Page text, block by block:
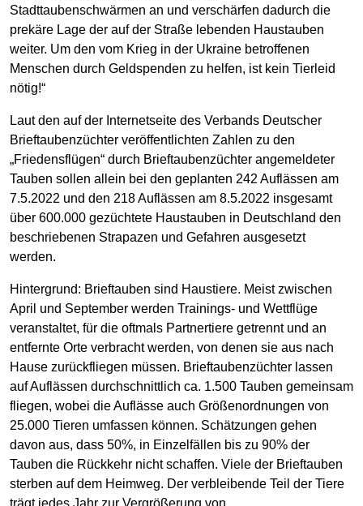
Stadttaubenschwärmen an und verschärfen dadurch die
prekäre Lage der auf der Straße lebenden Haustauben
weiter. Um den vom Krieg in der Ukraine betroffenen
Menschen durch Geldspenden zu helfen, ist kein Tierleid
nötig!“
Laut den auf der Internetseite des Verbands Deutscher
Brieftaubenzüchter veröffentlichten Zahlen zu den
„Friedensflügen“ durch Brieftaubenzüchter angemeldeter
Tauben sollen allein bei den geplanten 242 Auflässen am
7.5.2022 und den 218 Auflässen am 8.5.2022 insgesamt
über 600.000 gezüchtete Haustauben in Deutschland den
beschriebenen Strapazen und Gefahren ausgesetzt
werden.
Hintergrund: Brieftauben sind Haustiere. Meist zwischen
April und September werden Trainings- und Wettflüge
veranstaltet, für die oftmals Partnertiere getrennt und an
entfernte Orte verbracht werden, von denen sie aus nach
Hause zurückfliegen müssen. Brieftaubenzüchter lassen
auf Auflässen durchschnittlich ca. 1.500 Tauben gemeinsam
fliegen, wobei die Auflässe auch Größenordnungen von
25.000 Tieren umfassen können. Schätzungen gehen
davon aus, dass 50%, in Einzelfällen bis zu 90% der
Tauben die Rückkehr nicht schaffen. Viele der Brieftauben
sterben auf dem Heimweg. Der verbleibende Teil der Tiere
trägt jedes Jahr zur Vergrößerung von